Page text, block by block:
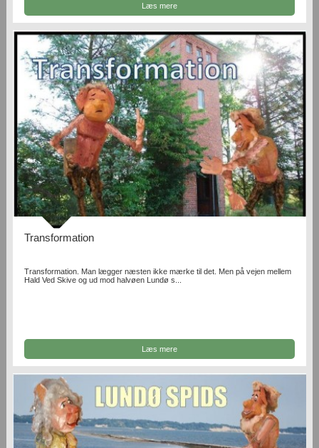
Læs mere
Transformation
Transformation. Man lægger næsten ikke mærke til det. Men på vejen mellem
Hald Ved Skive og ud mod halvøen Lundø s...
Læs mere